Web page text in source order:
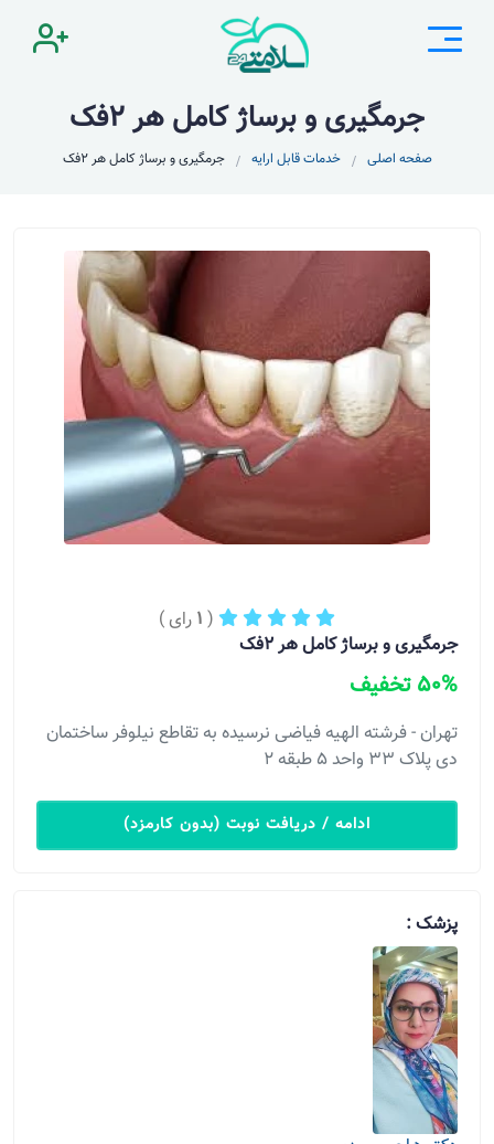
جرمگیری و برساژ کامل هر ۲فک
صفحه اصلی خدمات قابل ارایه جرمگیری و برساژ کامل هر ۲فک
(
1 رای )
جرمگیری و برساژ کامل هر ۲فک
50% تخفیف
تهران - فرشته الهیه فیاضی نرسیده به تقاطع نیلوفر ساختمان
دی پلاک ۳۳ واحد ۵ طبقه ۲
ادامه / دریافت نوبت (بدون کارمزد)
پزشک :